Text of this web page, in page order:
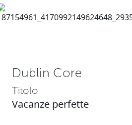
Dublin Core
Titolo
Vacanze perfette